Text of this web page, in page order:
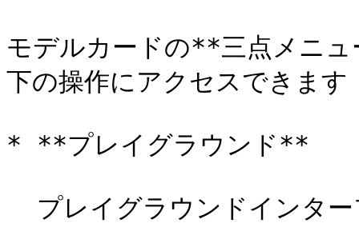
モデルカードの**三点メニ
下の操作にアクセスできます
* **プレイグラウンド**